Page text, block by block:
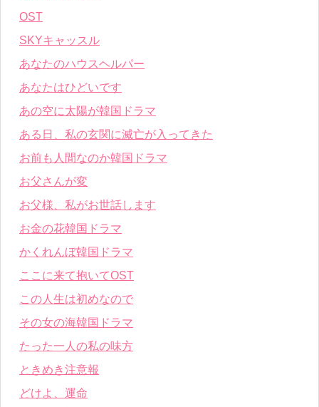
OST
SKYキャッスル
あなたのハウスヘルパー
あなたはひどいです
あの空に太陽が韓国ドラマ
ある日、私の玄関に滅亡が入ってきた
お前も人間なのか韓国ドラマ
お父さんが変
お父様、私がお世話します
お金の花韓国ドラマ
かくれんぼ韓国ドラマ
ここに来て抱いてOST
この人生は初めなので
その女の海韓国ドラマ
たった一人の私の味方
ときめき注意報
どけよ、運命